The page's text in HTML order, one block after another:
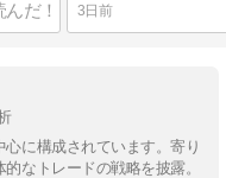
3日前
に構成されています。寄り
なトレードの戦略を披露。